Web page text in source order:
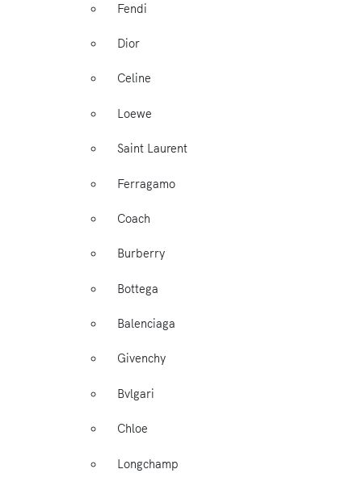
Fendi
Dior
Celine
Loewe
Saint Laurent
Ferragamo
Coach
Burberry
Bottega
Balenciaga
Givenchy
Bvlgari
Chloe
Longchamp